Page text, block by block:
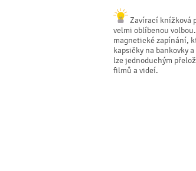
Zavírací knížková
velmi oblíbenou
magnetické zapínání,
kapsičky na bankovky
lze jednoduchým
filmů a videí.